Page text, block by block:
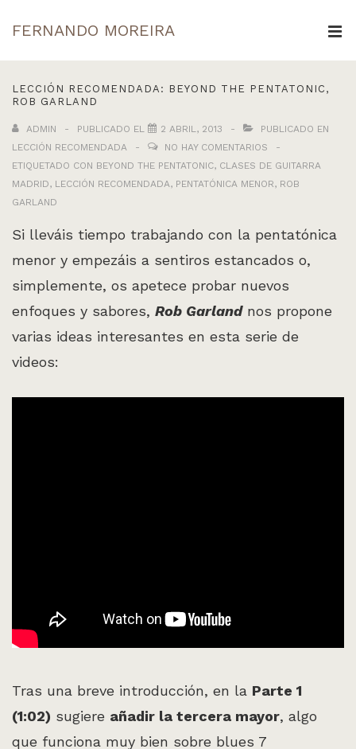
Saltar
al
contenido
FERNANDO MOREIRA
principal
LECCIÓN RECOMENDADA: BEYOND THE PENTATONIC,
ROB GARLAND
ADMIN PUBLICADO EL 2 ABRIL, 2013
PUBLICADO EN
LECCIÓN RECOMENDADA
NO HAY COMENTARIOS
ETIQUETADO CON BEYOND THE PENTATONIC, CLASES DE GUITARRA
MADRID, LECCIÓN RECOMENDADA, PENTATÓNICA MENOR, ROB
GARLAND
Si lleváis tiempo trabajando con la pentatónica
menor y empezáis a sentiros estancados o,
simplemente, os apetece probar nuevos
enfoques y sabores, Rob Garlandnos propone
varias ideas interesantes en esta serie de
videos:
Tras una breve introducción, en la Parte 1
(1:02) sugiere añadir la tercera mayor, algo
que funciona muy bien sobre blues 7